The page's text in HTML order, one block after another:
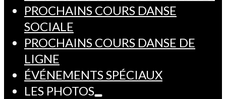
PROCHAINS COURS DANSE
SOCIALE
PROCHAINS COURS DANSE DE
LIGNE
ÉVÉNEMENTS SPÉCIAUX
LES PHOTOS